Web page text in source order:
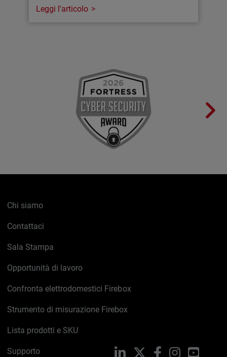
Leggi l'articolo
Chi siamo
Contattaci
Sala Stampa
Opportunità di lavoro
Confronta elettrodomestici Firebox
Strumento di misurazione Firebox
Lista prodotti e SKU
Supporto LinkedIn FacebookInstagram